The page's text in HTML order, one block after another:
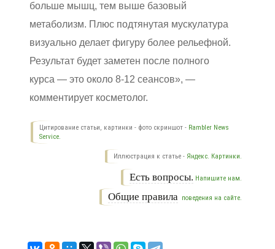
больше мышц, тем выше базовый
метаболизм. Плюс подтянутая мускулатура
визуально делает фигуру более рельефной.
Результат будет заметен после полного
курса — это около 8-12 сеансов», —
комментирует косметолог.
Цитирование статьи, картинки - фото скриншот - Rambler News
Service.
Иллюстрация к статье - Яндекс. Картинки.
Есть вопросы. Напишите нам.
Общие правила поведения на сайте.